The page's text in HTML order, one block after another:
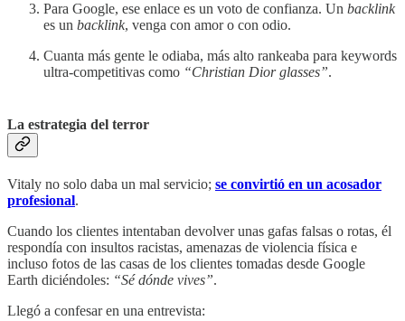
Para Google, ese enlace es un voto de confianza. Un backlink
es un backlink, venga con amor o con odio.
Cuanta más gente le odiaba, más alto rankeaba para keywords
ultra-competitivas como “Christian Dior glasses”.
La estrategia del terror
Vitaly no solo daba un mal servicio; se convirtió en un acosador
profesional.
Cuando los clientes intentaban devolver unas gafas falsas o rotas, él
respondía con insultos racistas, amenazas de violencia física e
incluso fotos de las casas de los clientes tomadas desde Google
Earth diciéndoles: “Sé dónde vives”.
Llegó a confesar en una entrevista: